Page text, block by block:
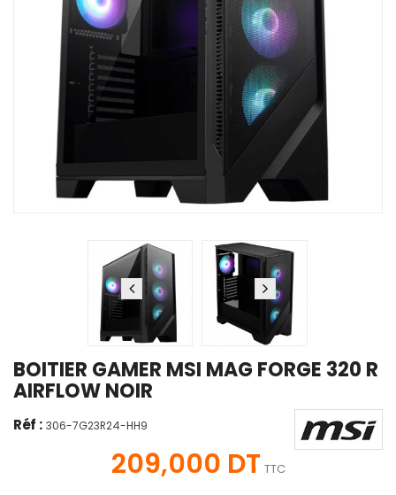
BOITIER GAMER MSI MAG FORGE 320 R
AIRFLOW NOIR
Réf : 306-7G23R24-HH9
209,000 DT TTC